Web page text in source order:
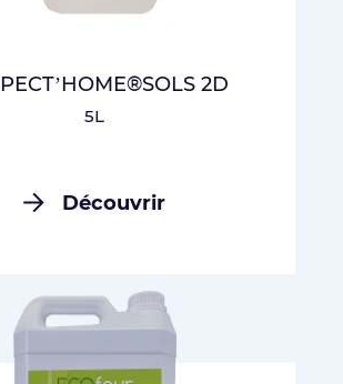
2D
5L
Découvrir